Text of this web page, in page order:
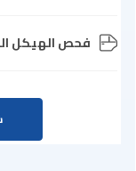
فحص الهيكل